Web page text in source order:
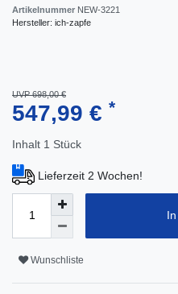
Artikelnummer NEW-3221
Hersteller: ich-zapfe
UVP 698,00 €
547,99 € *
Inhalt 1 Stück
Lieferzeit 2 Wochen!
Wunschliste